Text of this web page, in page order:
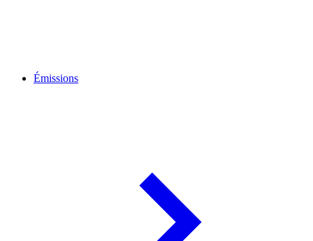
Émissions